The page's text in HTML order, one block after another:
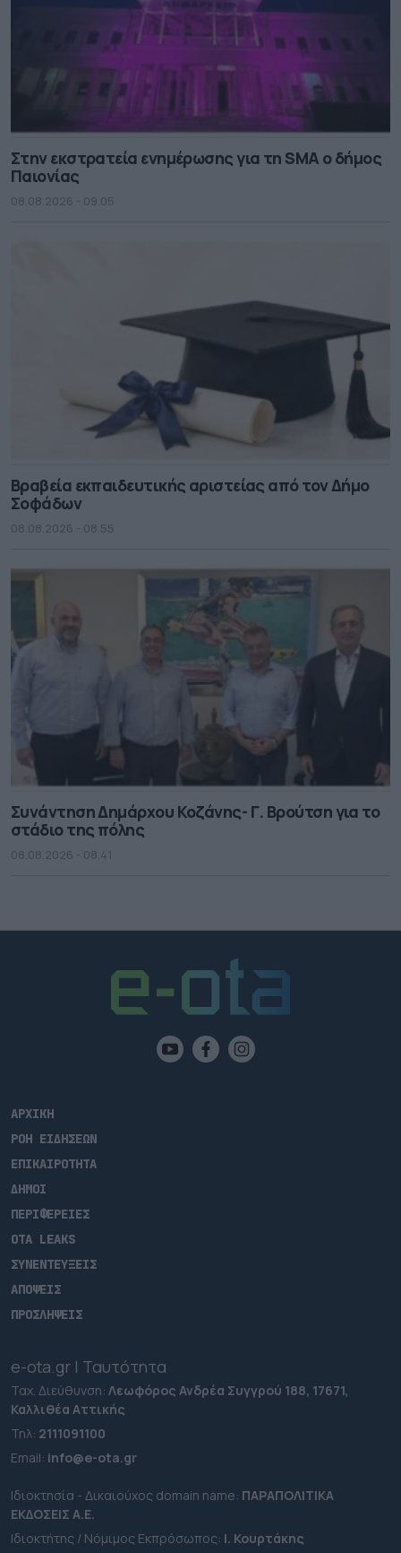
Στην εκστρατεία ενημέρωσης για τη SMA ο δήμος
Παιονίας
08.08.2026 - 09.05
Βραβεία εκπαιδευτικής αριστείας από τον Δήμο
Σοφάδων
08.08.2026 - 08.55
Συνάντηση Δημάρχου Κοζάνης- Γ. Βρούτση για το
στάδιο της πόλης
08.08.2026 - 08.41
ΑΡΧΙΚΗ
ΡΟΗ ΕΙΔΗΣΕΩΝ
ΕΠΙΚΑΙΡΟΤΗΤΑ
ΔΗΜΟΙ
ΠΕΡΙΦΕΡΕΙΕΣ
OTA LEAKS
ΣΥΝΕΝΤΕΥΞΕΙΣ
ΑΠΟΨΕΙΣ
ΠΡΟΣΛΗΨΕΙΣ
e-ota.gr | Ταυτότητα
Ταχ. Διεύθυνση: Λεωφόρος Ανδρέα Συγγρού 188, 17671,
Καλλιθέα Αττικής
Τηλ: 2111091100
Εmail: info@e-ota.gr
Ιδιοκτησία - Δικαιούχος domain name: ΠΑΡΑΠΟΛΙΤΙΚΑ
ΕΚΔΟΣΕΙΣ A.E.
Ιδιοκτήτης / Νόμιμος Εκπρόσωπος: Ι. Κουρτάκης